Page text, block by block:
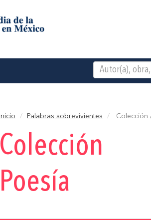
Inicio Palabras sobrevivientes Colección
Colección
Poesía